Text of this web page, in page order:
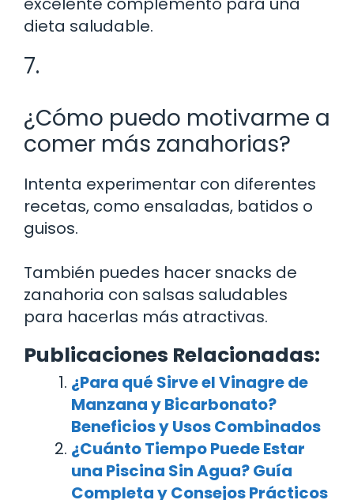
dieta saludable.
7.
¿Cómo puedo motivarme a
comer más zanahorias?
Intenta experimentar con diferentes
recetas, como ensaladas, batidos o
guisos.
También puedes hacer snacks de
zanahoria con salsas saludables
para hacerlas más atractivas.
Publicaciones Relacionadas:
¿Para qué Sirve el Vinagre de
Manzana y Bicarbonato?
Beneficios y Usos Combinados
¿Cuánto Tiempo Puede Estar
una Piscina Sin Agua? Guía
Completa y Consejos Prácticos